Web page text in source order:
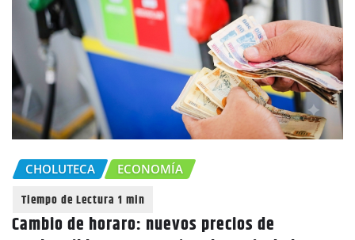
CHOLUTECA ECONOMÍA
Cambio de horaro: nuevos precios de